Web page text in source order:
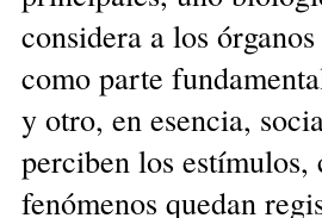
considera a los
como parte
y otro, en esencia,
perciben los estímulos,
fenómenos quedan